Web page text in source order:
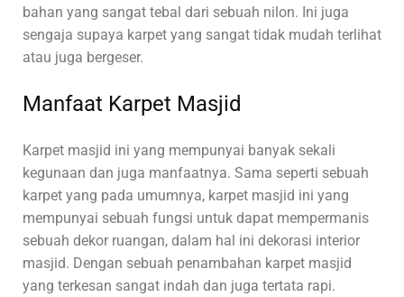
bahan yang sangat tebal dari sebuah nilon. Ini juga
sengaja supaya karpet yang sangat tidak mudah terlihat
atau juga bergeser.
Manfaat Karpet Masjid
Karpet masjid ini yang mempunyai banyak sekali
kegunaan dan juga manfaatnya. Sama seperti sebuah
karpet yang pada umumnya, karpet masjid ini yang
mempunyai sebuah fungsi untuk dapat mempermanis
sebuah dekor ruangan, dalam hal ini dekorasi interior
masjid. Dengan sebuah penambahan karpet masjid
yang terkesan sangat indah dan juga tertata rapi.